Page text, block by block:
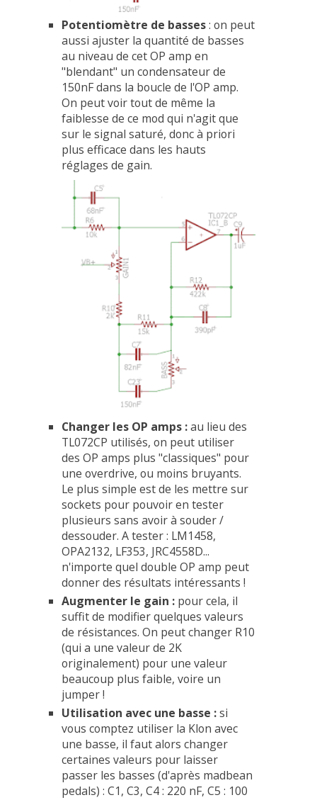
Potentiomètre de basses: on peut
aussi ajuster la quantité de basses
au niveau de cet OP amp en
"blendant" un condensateur de
150nF dans la boucle de l'OP amp.
On peut voir tout de même la
faiblesse de ce mod qui n'agit que
sur le signal saturé, donc à priori
plus efficace dans les hauts
réglages de gain.
Changer les OP amps :au lieu des
TL072CP utilisés, on peut utiliser
des OP amps plus "classiques" pour
une overdrive, ou moins bruyants.
Le plus simple est de les mettre sur
sockets pour pouvoir en tester
plusieurs sans avoir à souder /
dessouder. A tester : LM1458,
OPA2132, LF353, JRC4558D...
n'importe quel double OP amp peut
donner des résultats intéressants !
Augmenter le gain : pour cela, il
suffit de modifier quelques valeurs
de résistances. On peut changer R10
(qui a une valeur de 2K
originalement) pour une valeur
beaucoup plus faible, voire un
jumper !
Utilisation avec une basse :si
vous comptez utiliser la Klon avec
une basse, il faut alors changer
certaines valeurs pour laisser
passer les basses (d'après madbean
pedals) : C1, C3, C4 : 220 nF, C5 : 100